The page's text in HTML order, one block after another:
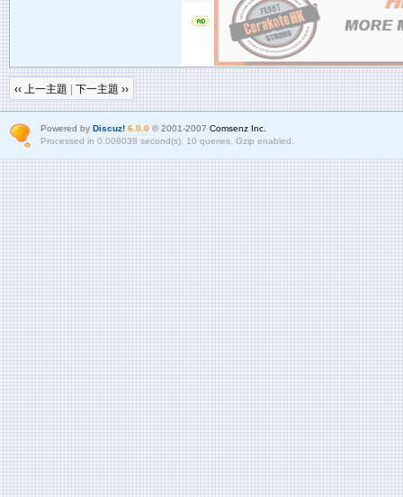
‹‹ 上一主題 下一主題 ››
Powered by Discuz! 6.0.0© 2001-2007 Comsenz Inc.
Processed in 0.008038 second(s), 10 queries, Gzip enabled.